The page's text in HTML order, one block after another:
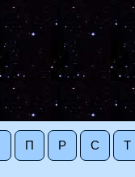
П Р С Т